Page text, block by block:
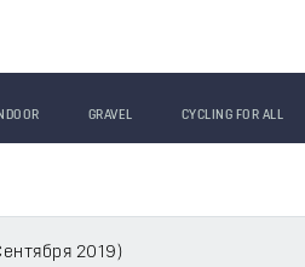
GRAVEL CYCLING FOR ALL
2019)